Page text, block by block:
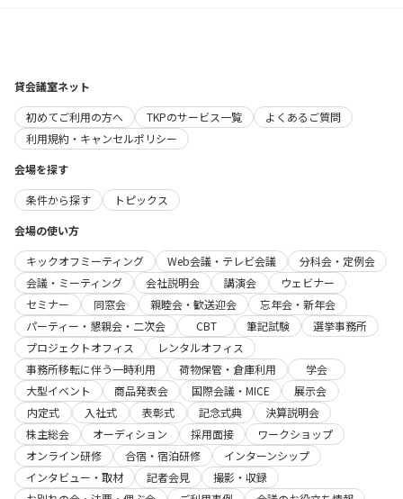
貸会議室ネット
初めてご利用の方へ
TKPのサービス一覧
よくあるご質問
利用規約・キャンセルポリシー
会場を探す
条件から探す
トピックス
会場の使い方
キックオフミーティング
Web会議・テレビ会議
分科会・定例会
会議・ミーティング
会社説明会 講演会
ウェビナー
セミナー
同窓会 親睦会・歓送迎会
忘年会・新年会
パーティー・懇親会・二次会
CBT 筆記試験
選挙事務所
プロジェクトオフィス
レンタルオフィス
事務所移転に伴う一時利用
荷物保管・倉庫利用
学会
大型イベント
商品発表会 国際会議・MICE
展示会
内定式
入社式 表彰式 記念式典
決算説明会
株主総会
オーディション 採用面接
ワークショップ
オンライン研修
合宿・宿泊研修
インターンシップ
インタビュー・取材
記者会見
撮影・収録